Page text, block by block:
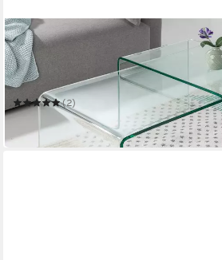
RIESS-AMBIENTE
Couchtisch FANTOME 100cm
pflegeleicht, Wohnzimmer
100 x 35 x 50 cm B/H/T
(2)
229,95 €
in 6-7 Werktagen bei dir